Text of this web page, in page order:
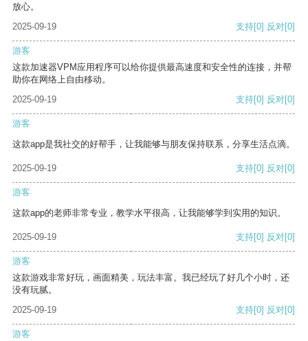
放心。
2025-09-19
支持[0] 反对[0]
游客
这款加速器VPM应用程序可以给你提供最高速度和安全性的连接，并帮
助你在网络上自由移动。
2025-09-19
支持[0] 反对[0]
游客
这款app是我社交的好帮手，让我能够与朋友保持联系，分享生活点滴。
2025-09-19 支持[0] 反对[0]
游客
这款app的老师非常专业，教学水平很高，让我能够学到实用的知识。
2025-09-19 支持[0] 反对[0]
游客
这款游戏非常好玩，画面精美，玩法丰富。我已经玩了好几个小时，还
没有玩腻。
2025-09-19
支持[0] 反对[0]
游客